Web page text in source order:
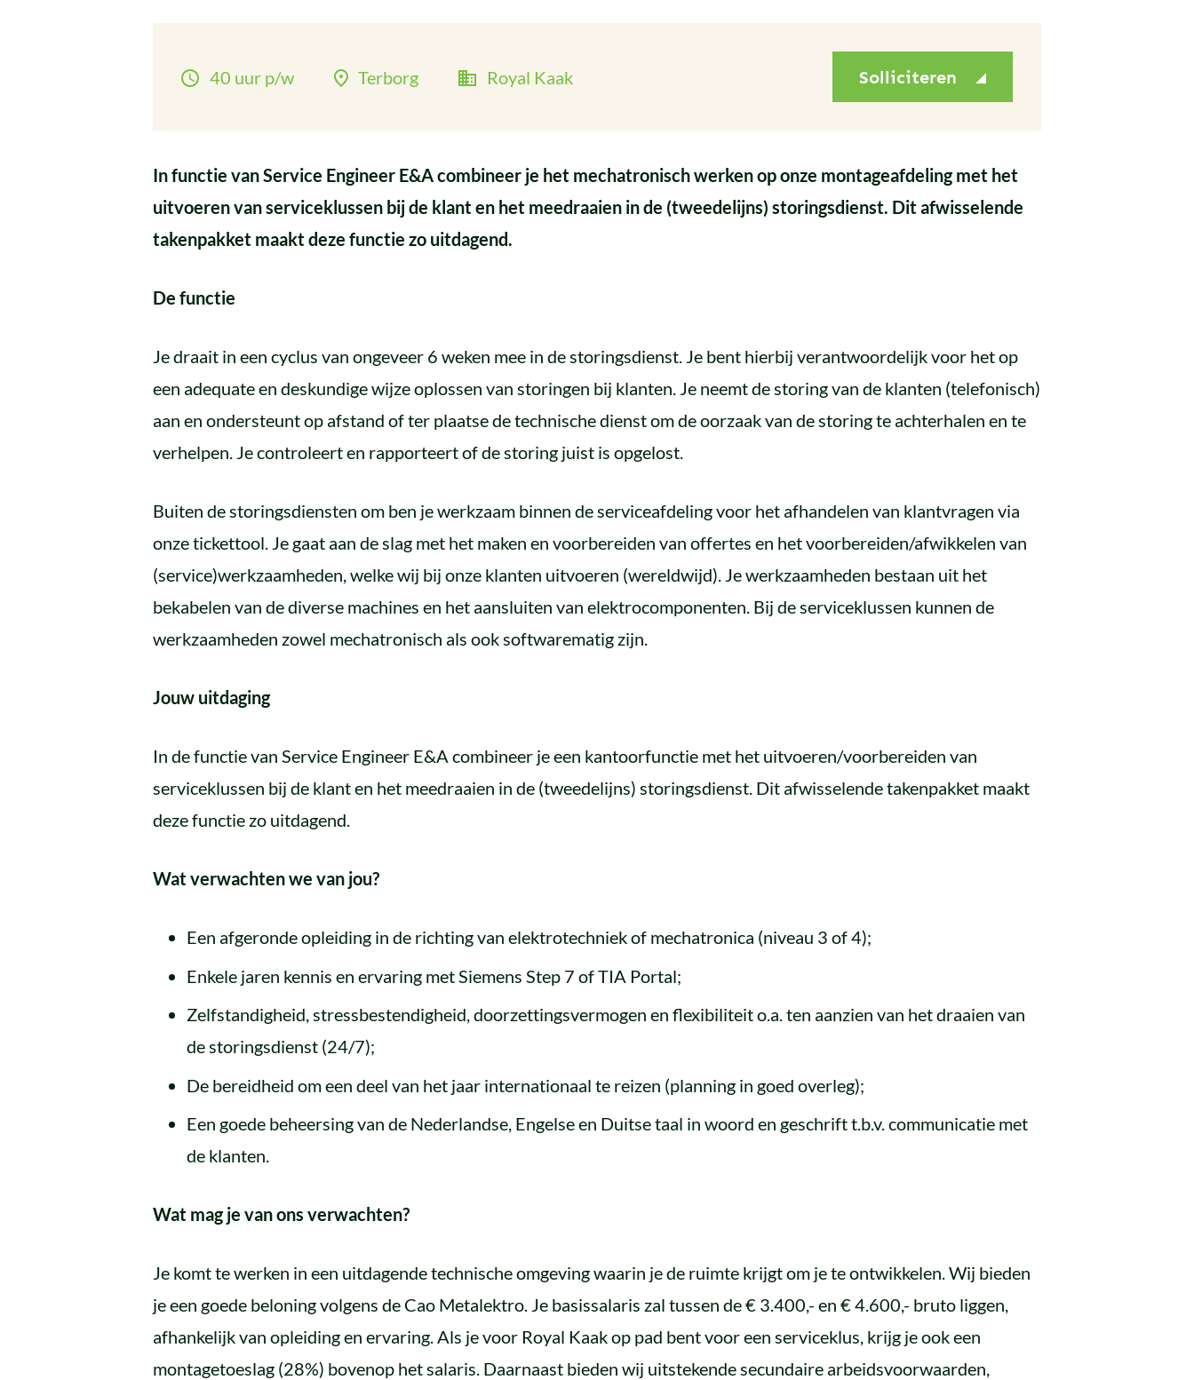
40 uur p/w Terborg Royal Kaak Solliciteren
In functie van Service Engineer E&A combineer je het mechatronisch werken op onze montageafdeling met het
uitvoeren van serviceklussen bij de klant en het meedraaien in de (tweedelijns) storingsdienst. Dit afwisselende
takenpakket maakt deze functie zo uitdagend.
De functie
Je draait in een cyclus van ongeveer 6 weken mee in de storingsdienst. Je bent hierbij verantwoordelijk voor het op
een adequate en deskundige wijze oplossen van storingen bij klanten. Je neemt de storing van de klanten (telefonisch)
aan en ondersteunt op afstand of ter plaatse de technische dienst om de oorzaak van de storing te achterhalen en te
verhelpen. Je controleert en rapporteert of de storing juist is opgelost.
Buiten de storingsdiensten om ben je werkzaam binnen de serviceafdeling voor het afhandelen van klantvragen via
onze tickettool. Je gaat aan de slag met het maken en voorbereiden van offertes en het voorbereiden/afwikkelen van
(service)werkzaamheden, welke wij bij onze klanten uitvoeren (wereldwijd). Je werkzaamheden bestaan uit het
bekabelen van de diverse machines en het aansluiten van elektrocomponenten. Bij de serviceklussen kunnen de
werkzaamheden zowel mechatronisch als ook softwarematig zijn.
Jouw uitdaging
In de functie van Service Engineer E&A combineer je een kantoorfunctie met het uitvoeren/voorbereiden van
serviceklussen bij de klant en het meedraaien in de (tweedelijns) storingsdienst. Dit afwisselende takenpakket maakt
deze functie zo uitdagend.
Wat verwachten we van jou?
Een afgeronde opleiding in de richting van elektrotechniek of mechatronica (niveau 3 of 4);
Enkele jaren kennis en ervaring met Siemens Step 7 of TIA Portal;
Zelfstandigheid, stressbestendigheid, doorzettingsvermogen en flexibiliteit o.a. ten aanzien van het draaien van
de storingsdienst (24/7);
De bereidheid om een deel van het jaar internationaal te reizen (planning in goed overleg);
Een goede beheersing van de Nederlandse, Engelse en Duitse taal in woord en geschrift t.b.v. communicatie met
de klanten.
Wat mag je van ons verwachten?
Je komt te werken in een uitdagende technische omgeving waarin je de ruimte krijgt om je te ontwikkelen. Wij bieden
je een goede beloning volgens de Cao Metalektro. Je basissalaris zal tussen de € 3.400,- en € 4.600,- bruto liggen,
afhankelijk van opleiding en ervaring. Als je voor Royal Kaak op pad bent voor een serviceklus, krijg je ook een
montagetoeslag (28%) bovenop het salaris. Daarnaast bieden wij uitstekende secundaire arbeidsvoorwaarden,